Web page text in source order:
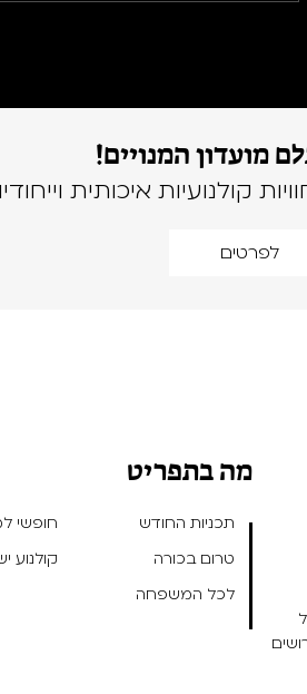
מועדון המנויים!
קולנועיות איכותית
לפרטים
מה בתפריט
תכניות החודש
חופשי
טרום בכורה
קולנוע
לכל המשפחה